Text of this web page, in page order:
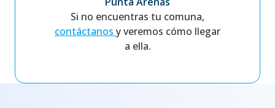
Si no encuentras tu comuna,
contáctanos y veremos cómo llegar
a ella.